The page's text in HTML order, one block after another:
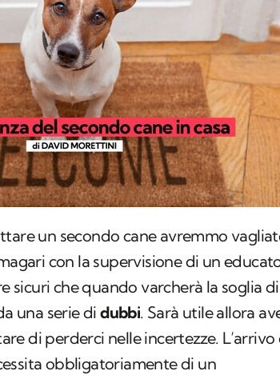
un secondo cane avremmo
con la supervisione di un
sicuri che quando varcherà la soglia di
una serie didubbi. Sarà utile allora
di perderci nelle incertezze. L’arrivo
obbligatoriamente di un